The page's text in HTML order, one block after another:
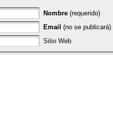
Nombre (requerido)
Email (no se publicará)
Sitio Web